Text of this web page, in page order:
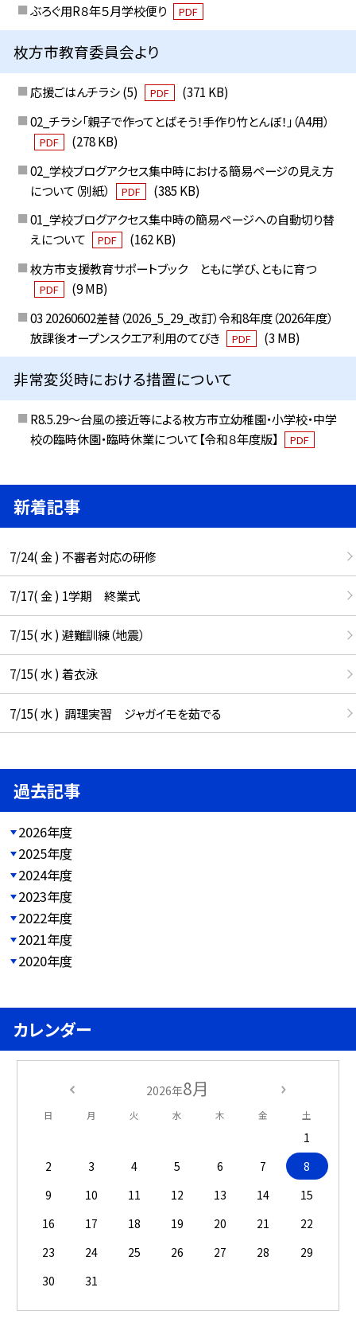
ぶろぐ用R８年５月学校便り PDF
枚方市教育委員会より
応援ごはんチラシ (5) PDF
(371 KB)
02_チラシ「親子で作ってとばそう！手作り竹とんぼ！」（A4用）
PDF
(278 KB)
02_学校ブログアクセス集中時における簡易ページの見え方
について（別紙）
PDF
(385 KB)
01_学校ブログアクセス集中時の簡易ページへの自動切り替
えについて
PDF
(162 KB)
枚方市支援教育サポートブック ともに学び、ともに育つ
PDF
(9 MB)
03 20260602差替（2026_5_29_改訂）令和8年度（2026年度）
放課後オープンスクエア利用のてびき
PDF (3 MB)
非常変災時における措置について
R8.5.29～台風の接近等による枚方市立幼稚園・小学校・中学
校の臨時休園・臨時休業について【令和８年度版】
PDF
新着記事
7/24( 金 ) 不審者対応の研修
7/17( 金 ) 1学期 終業式
7/15( 水 ) 避難訓練（地震）
7/15( 水 ) 着衣泳
7/15( 水 ) 調理実習 ジャガイモを茹でる
過去記事
2026年度
2025年度
2024年度
2023年度
2022年度
2021年度
2020年度
カレンダー
2026年8月
日 月 火 水 木 金 土
1
2
3 4 5 6 7
8
9
10 11 12 13 14
15
16
17 18 19 20 21
22
23
24 25 26 27 28
29
30
31